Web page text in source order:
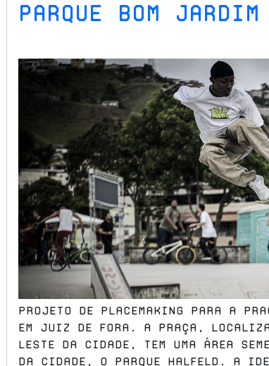
Parque Bom Jardim
Projeto de placemaking para a
em Juiz de Fora. A praça,
Leste da cidade, tem uma área
da cidade, o Parque Halfeld. A